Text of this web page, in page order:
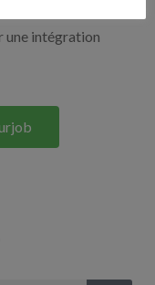
une intégration